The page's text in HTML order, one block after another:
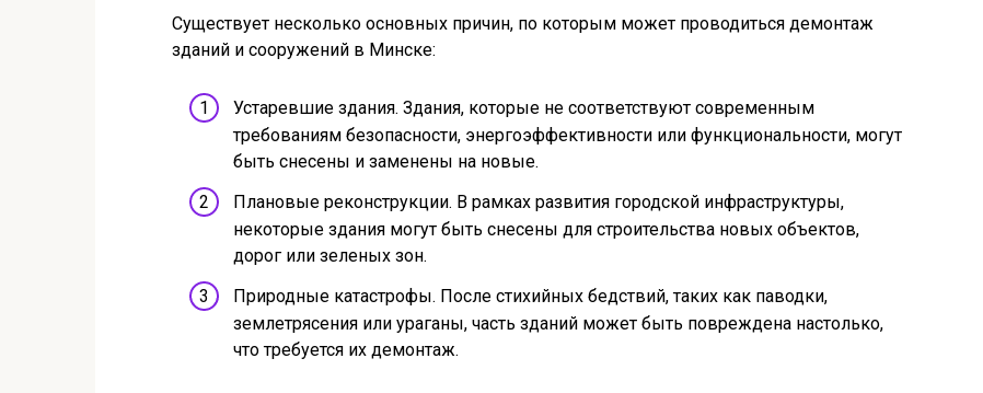
Существует несколько основных причин, по которым может проводиться демонтаж
зданий и сооружений в Минске:
Устаревшие здания. Здания, которые не соответствуют современным
требованиям безопасности, энергоэффективности или функциональности, могут
быть снесены и заменены на новые.
Плановые реконструкции. В рамках развития городской инфраструктуры,
некоторые здания могут быть снесены для строительства новых объектов,
дорог или зеленых зон.
Природные катастрофы. После стихийных бедствий, таких как паводки,
землетрясения или ураганы, часть зданий может быть повреждена настолько,
что требуется их демонтаж.